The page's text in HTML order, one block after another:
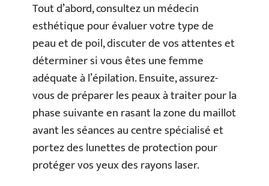
Tout d’abord, consultez un médecin
esthétique pour évaluer votre type de
peau et de poil, discuter de vos attentes et
déterminer si vous êtes une femme
adéquate à l’épilation. Ensuite, assurez-
vous de préparer les peaux à traiter pour la
phase suivante en rasant la zone du maillot
avant les séances au centre spécialisé et
portez des lunettes de protection pour
protéger vos yeux des rayons laser.